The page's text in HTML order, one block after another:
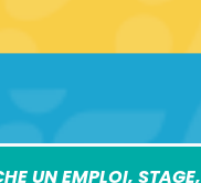
UN EMPLOI, STAGE,